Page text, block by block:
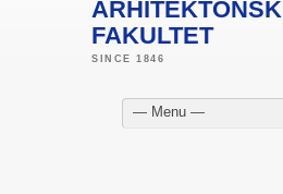
FAKULTET
— Menu —